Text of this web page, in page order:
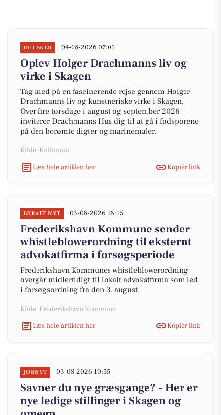
DET SKER 04-08-2026 07:01
Oplev Holger Drachmanns liv og
virke i Skagen
Tag med på en fascinerende rejse gennem Holger
Drachmanns liv og kunstneriske virke i Skagen.
Over fire torsdage i august og september 2026
inviterer Drachmanns Hus dig til at gå i fodsporene
på den berømte digter og marinemaler.
Kilde: Kultunaut
Læs hele artiklen her
Kopiér link
LOKALT NYT 03-08-2026 16:15
Frederikshavn Kommune sender
whistleblowerordning til eksternt
advokatfirma i forsøgsperiode
Frederikshavn Kommunes whistleblowerordning
overgår midlertidigt til lokalt advokatfirma som led
i forsøgsordning fra den 3. august.
Kilde: Frederikshavn Kommune
Læs hele artiklen her
Kopiér link
JOBNYT 03-08-2026 10:55
Savner du nye græsgange? - Her er
nye ledige stillinger i Skagen og